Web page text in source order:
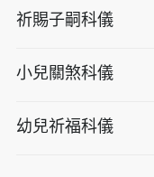
祈賜子嗣科儀
小兒關煞科儀
幼兒祈福科儀